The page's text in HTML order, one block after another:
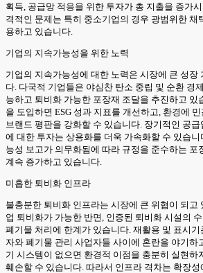
획득, 공급망 적응을 위한 투자가 총 지출을 증가
격적인 문제는 특히 중소기업의 경우 광범위한 채
용하고 있습니다.
기업의 지속가능성을 위한 노력
기업의 지속가능성에 대한 노력은 시장에 큰 성장
다. 다국적 기업들은 야심찬 탄소 중립 및 순환 경
능하고 퇴비화 가능한 포장재 조달을 추진하고 있
을 도입하면 ESG 성과 지표를 개선하고, 환경에
브랜드 평판을 강화할 수 있습니다. 장기적인 공
에 대한 투자는 상용화를 더욱 가속화할 수 있습
능성 보고가 의무화됨에 따라 규정을 준수하는 포
계속 증가하고 있습니다.
미흡한 퇴비화 인프라
불충분한 퇴비화 인프라는 시장에 큰 위협이 되고
업 퇴비화가 가능한 반면, 인증된 퇴비화 시설의
폐기물 처리에 한계가 있습니다. 재활용 및 표시
자와 폐기물 관리 사업자들 사이에 혼란을 야기하
기 시스템이 없으면 환경적 이점을 충분히 실현하
훼손할 수 있습니다. 따라서 인프라 격차는 확장